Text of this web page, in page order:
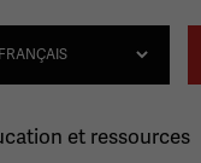
et ressources